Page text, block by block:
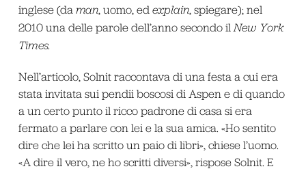
inglese (da man, uomo, ed explain, spiegare); nel
2010 una delle parole dell’anno secondo ilNew York
Times.
Nell’articolo, Solnit raccontava di una festa a cui era
stata invitata sui pendii boscosi di Aspen e di quando
a un certo punto il ricco padrone di casa si era
fermato a parlare con lei e la sua amica. «Ho sentito
dire che lei ha scritto un paio di libri», chiese l’uomo.
«A dire il vero, ne ho scritti diversi», rispose Solnit. E